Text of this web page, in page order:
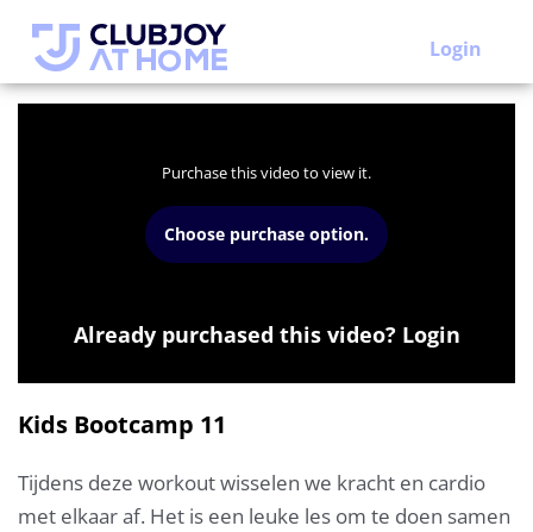
Login
Purchase this video to view it.
Choose purchase option.
Already purchased this video? Login
Kids Bootcamp 11
Tijdens deze workout wisselen we kracht en cardio
met elkaar af. Het is een leuke les om te doen samen